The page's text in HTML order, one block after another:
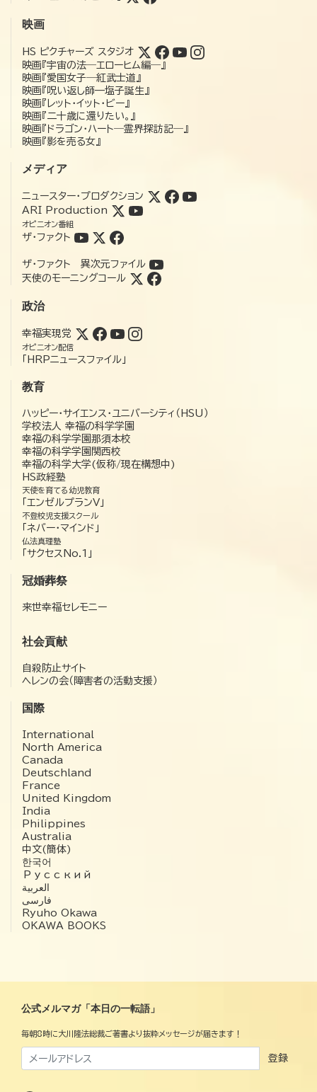
映画
HS ピクチャーズ スタジオ
映画『宇宙の法―エローヒム編―』
映画『愛国女子―紅武士道』
映画『呪い返し師—塩子誕生』
映画『レット・イット・ビー』
映画『二十歳に還りたい。』
映画『ドラゴン・ハート―霊界探訪記―』
映画『影を売る女』
メディア
ニュースター・プロダクション
ARI Production
オピニオン番組
ザ・ファクト
ザ・ファクト 異次元ファイル
天使のモーニングコール
政治
幸福実現党
オピニオン配信
「HRPニュースファイル」
教育
ハッピー・サイエンス・ユニバーシティ（HSU）
学校法人 幸福の科学学園
幸福の科学学園那須本校
幸福の科学学園関西校
幸福の科学大学(仮称/現在構想中)
HS政経塾
天使を育てる幼児教育
「エンゼルプランV」
不登校児支援スクール
「ネバー・マインド」
仏法真理塾
「サクセスNo.1」
冠婚葬祭
来世幸福セレモニー
社会貢献
自殺防止サイト
ヘレンの会（障害者の活動支援）
国際
International
North America
Canada
Deutschland
France
United Kingdom
India
Philippines
Australia
中文(簡体)
한국어
Русский
العربية‏
فارسی
Ryuho Okawa
OKAWA BOOKS
公式メルマガ「本日の一転語」
毎朝8時に大川隆法総裁ご著書より抜粋メッセージが届きます！
登録